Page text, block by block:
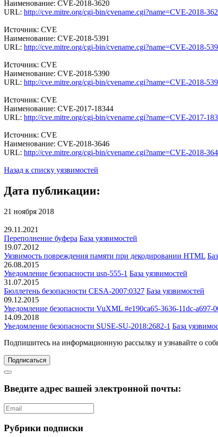
Наименование: CVE-2018-3620
URL: http://cve.mitre.org/cgi-bin/cvename.cgi?name=CVE-2018-
Источник: CVE
Наименование: CVE-2018-5391
URL: http://cve.mitre.org/cgi-bin/cvename.cgi?name=CVE-2018-
Источник: CVE
Наименование: CVE-2018-5390
URL: http://cve.mitre.org/cgi-bin/cvename.cgi?name=CVE-2018-
Источник: CVE
Наименование: CVE-2017-18344
URL: http://cve.mitre.org/cgi-bin/cvename.cgi?name=CVE-2017-
Источник: CVE
Наименование: CVE-2018-3646
URL: http://cve.mitre.org/cgi-bin/cvename.cgi?name=CVE-2018-
Назад к списку уязвимостей
Дата публикации:
21 ноября 2018
29.11.2021
Переполнение буфера База уязвимостей
19.07.2012
Уязвимость повреждения памяти при декодировании HTML
26.08.2015
Уведомление безопасности usn-555-1 База уязвимостей
31.07.2015
Бюллетень безопасности CESA-2007:0327 База уязвимостей
09.12.2015
Уведомление безопасности VuXML #e190ca65-3636-11dc-a697-
14.09.2018
Уведомление безопасности SUSE-SU-2018:2682-1 База
Подпишитесь на информационную рассылку и узнавайте о
Подписаться
Введите адрес вашей электронной почты:
Рубрики подписки